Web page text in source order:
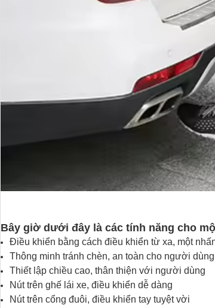
Bây giờ dưới đây là các tính năng cho
Điều khiển bằng cách điều khiển từ xa, một
Thông minh tránh chèn, an toàn cho người dùng
Thiết lập chiều cao, thân thiện với người dùng
Nút trên ghế lái xe, điều khiển dễ dàng
Nút trên cổng đuôi, điều khiển tay tuyệt vời